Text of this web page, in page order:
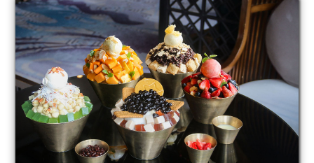
Office
Retail Mall
News & Events
Contact
Tenants ' Corner